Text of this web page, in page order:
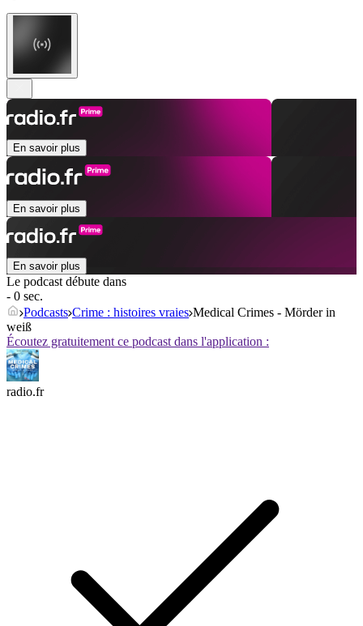
En savoir plus
En savoir plus
En savoir plus
Le podcast débute dans
- 0 sec.
Podcasts Crime : histoires vraies Medical Crimes - Mörder in
weiß
Écoutez gratuitement ce podcast dans l'application :
radio.fr